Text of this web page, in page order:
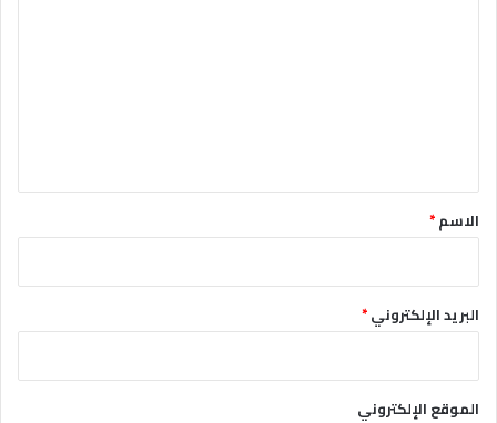
*الاسم*
البريد الإلكتروني*
الموقع الإلكتروني